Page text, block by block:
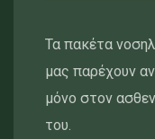
Τα πακέτα
μας παρέχουν
μόνο στον
του.